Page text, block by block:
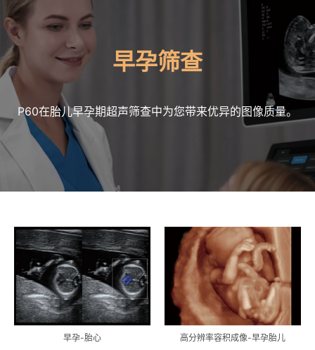
早孕筛查
P60在胎儿早孕期超声筛查中为您带来优异的图像质量。
早孕-胎心 高分辨率容积成像-早孕胎儿